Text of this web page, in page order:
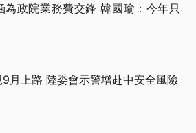
為政院業務費交鋒 韓國瑜：今年只
月上路 陸委會示警增赴中安全風險